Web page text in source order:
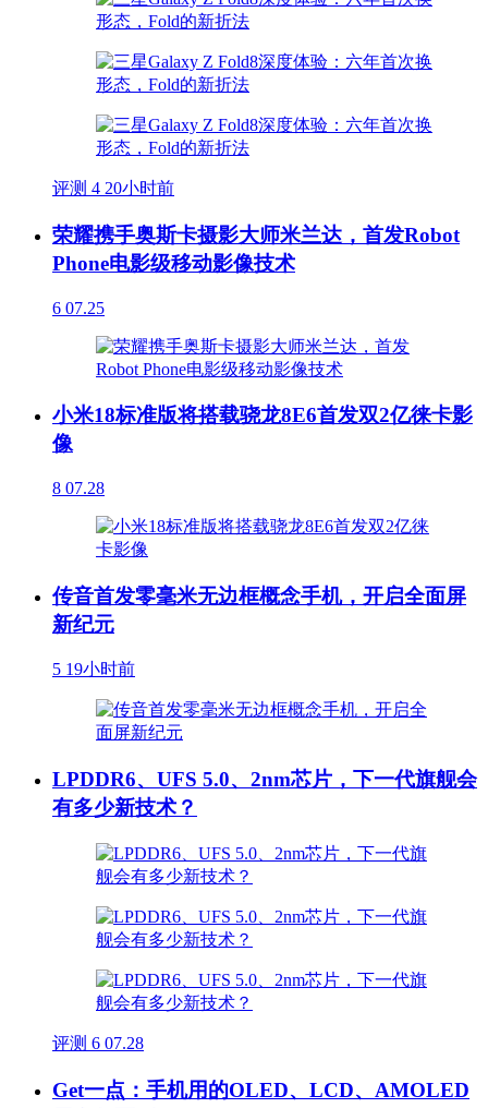
评测 4 20小时前
荣耀携手奥斯卡摄影大师米兰达，首发Robot
Phone电影级移动影像技术
6 07.25
小米18标准版将搭载骁龙8E6首发双2亿徕卡影
像
8 07.28
传音首发零毫米无边框概念手机，开启全面屏
新纪元
5 19小时前
LPDDR6、UFS 5.0、2nm芯片，下一代旗舰会
有多少新技术？
评测 6 07.28
Get一点：手机用的OLED、LCD、AMOLED